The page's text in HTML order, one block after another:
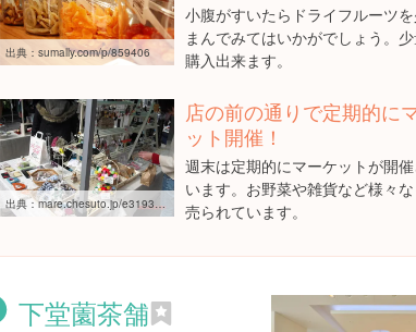
出典： sumally.com/p/859406
小腹がすいたらドライフルーツ
まんでみてはいかがでしょう。
購入出来ます。
出典：mare.chesuto.jp/e319343.html
店の前の通りで定期的に
ット開催！
週末は定期的にマーケットが開
います。お野菜や雑貨など様々
売られています。
下堂薗茶舗